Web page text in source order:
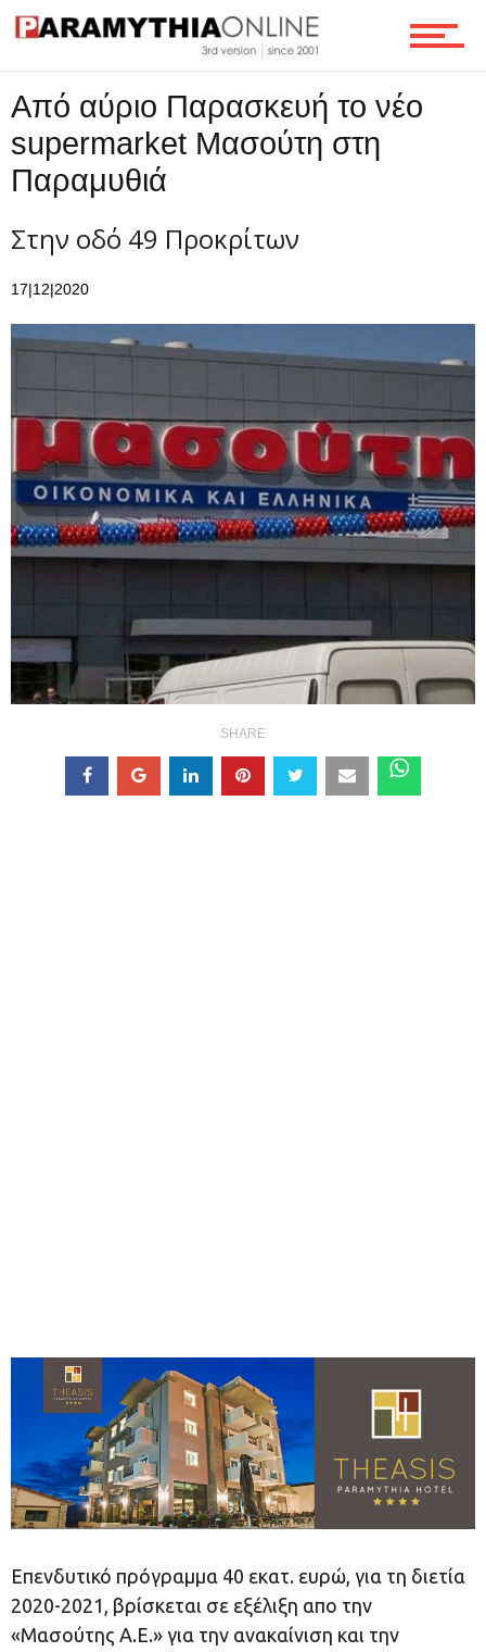
Από αύριο Παρασκευή το νέο
supermarket Μασούτη στη
Παραμυθιά
Στην οδό 49 Προκρίτων
17|12|2020
SHARE
Επενδυτικό πρόγραμμα 40 εκατ. ευρώ, για τη διετία
2020-2021, βρίσκεται σε εξέλιξη απο την
«Μασούτης Α.Ε.» για την ανακαίνιση και την